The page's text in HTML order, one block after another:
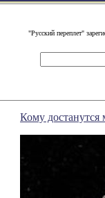
"Русский переплет"
Кому достанутся